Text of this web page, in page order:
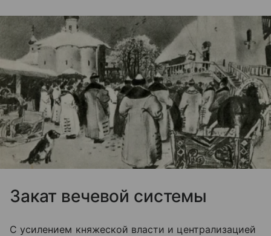
Закат вечевой системы
С усилением княжеской власти и централизацией